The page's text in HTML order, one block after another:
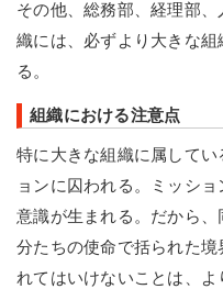
その他、総務部、経理部
織には、必ずより大きな
る。
組織における注意点
特に大きな組織に属して
ョンに囚われる。ミッシ
意識が生まれる。だから
分たちの使命で括られた
れてはいけないことは、